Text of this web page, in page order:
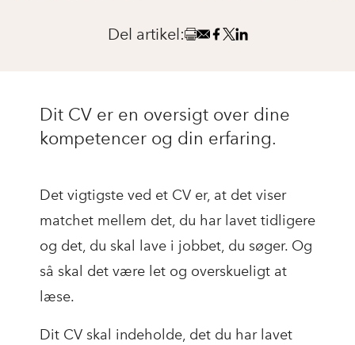
Del artikel:
Dit CV er en oversigt over dine
kompetencer og din erfaring.
Det vigtigste ved et CV er, at det viser
matchet mellem det, du har lavet tidligere
og det, du skal lave i jobbet, du søger. Og
så skal det være let og overskueligt at
læse.
Dit CV skal indeholde, det du har lavet